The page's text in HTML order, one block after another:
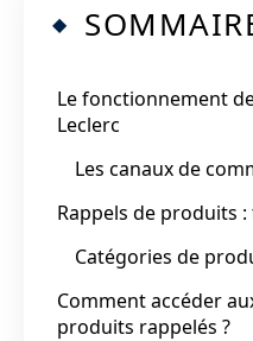
Le fonctionnement
Leclerc
Les canaux de
Rappels de produits
Catégories de
Comment accéder
produits rappelés ?